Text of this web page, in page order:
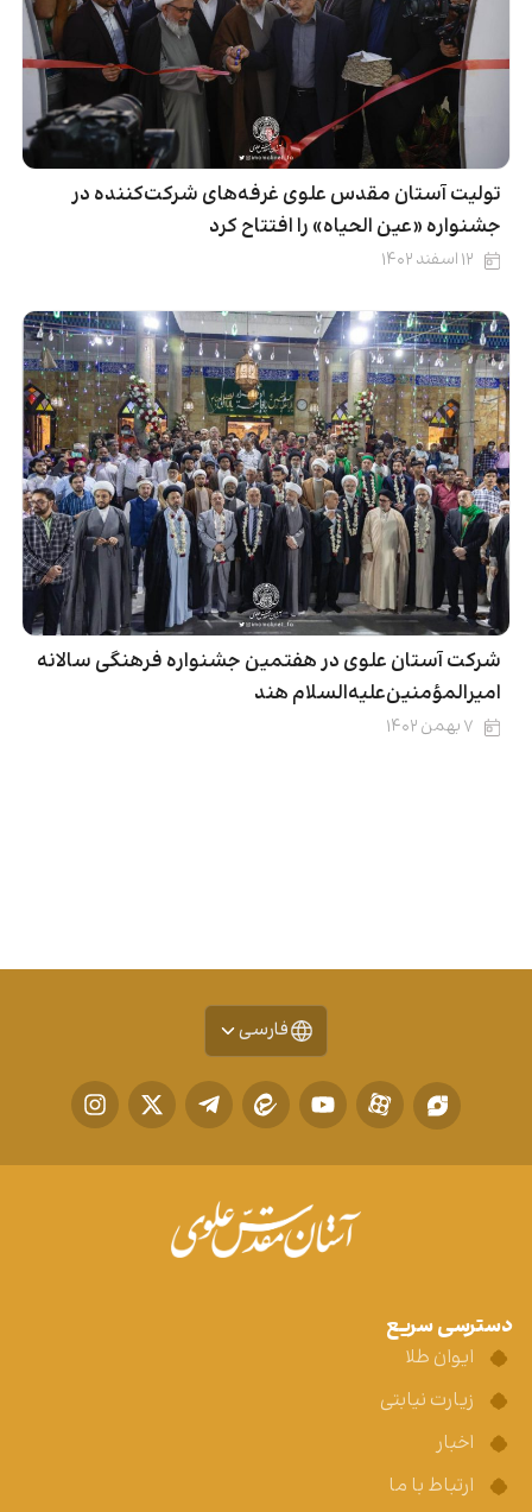
تولیت آستان مقدس علوی غرفه‌های شرکت‌کننده در
جشنواره «عین الحیاه» را افتتاح کرد
۱۲ اسفند ۱۴۰۲
شرکت آستان علوی در هفتمین جشنواره فرهنگی سالانه
امیرالمؤمنین‌علیه‌السلام هند
۷ بهمن ۱۴۰۲
فارسی
دسترسی سریع
ایوان طلا
زیارت نیابتی
اخبار
ارتباط با ما